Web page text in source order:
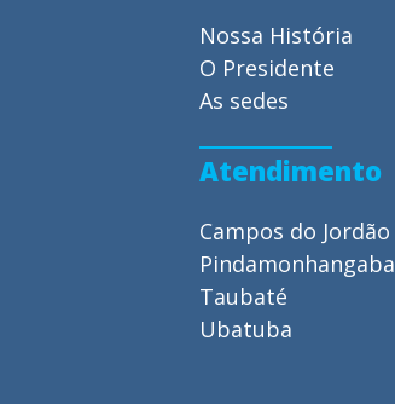
Nossa História
O Presidente
As sedes
Atendimento
Campos do Jordão
Pindamonhangaba
Taubaté
Ubatuba